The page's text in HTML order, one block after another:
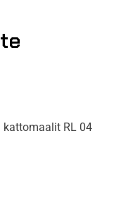
kattomaalit RL 04